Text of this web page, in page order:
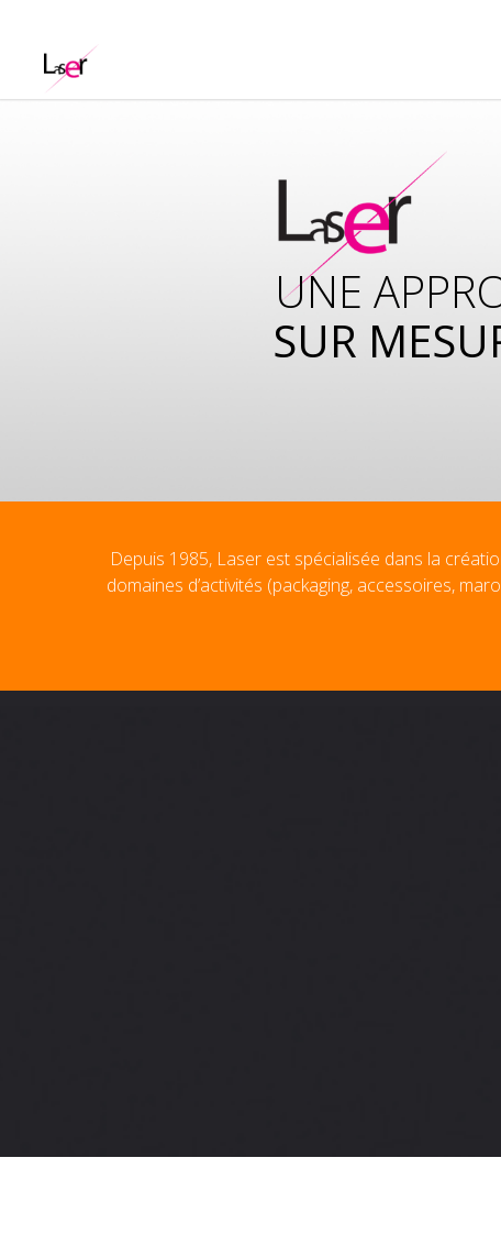
SUR
UNE
Depuis 1985, Laser est spécialisée dans la
domaines d’activités (packaging, accessoires,